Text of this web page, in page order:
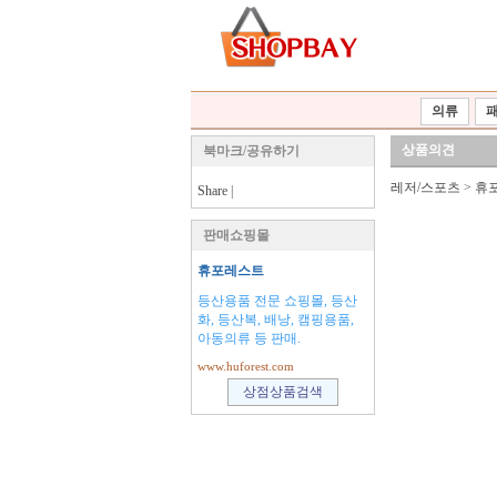
의류
북마크/공유하기
Share
판매쇼핑몰
휴포레스트
등산용품 전문 쇼핑몰, 등산
화, 등산복, 배낭, 캠핑용품,
아동의류 등 판매.
www.huforest.com
상품의견
레저/스포츠 > 휴